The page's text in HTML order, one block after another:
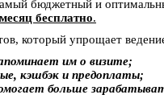
бюджетный и
бесплатно.
который упрощает
им о визите;
кэшбэк и предоплаты;
больше